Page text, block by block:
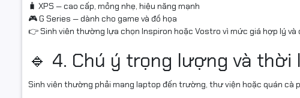
🧳 XPS — cao cấp, mỏng nhẹ, hiệu năng mạnh
🎮 G Series — dành cho game và đồ họa
👉 Sinh viên thường lựa chọn Inspiron hoặc Vostro vì mức giá hợp lý và
🔹 4. Chú ý trọng lượng và thời
Sinh viên thường phải mang laptop đến trường, thư viện hoặc quán cà